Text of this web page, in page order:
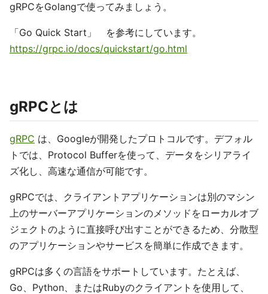
gRPCをGolangで使ってみましょう。
「Go Quick Start」 を参考にしています。
https://grpc.io/docs/quickstart/go.html
gRPCとは
gRPC は、Googleが開発したプロトコルです。デフォル
トでは、Protocol Bufferを使って、データをシリアライ
ズ化し、高速な通信が可能です。
gRPCでは、クライアントアプリケーションは別のマシン
上のサーバーアプリケーションのメソッドをローカルオブ
ジェクトのように直接呼び出すことができるため、分散型
のアプリケーションやサービスを簡単に作成できます。
gRPCは多くの言語をサポートしています。たとえば、
Go、Python、またはRubyのクライアントを使用して、